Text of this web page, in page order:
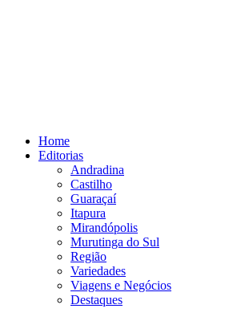
Home
Editorias
Andradina
Castilho
Guaraçaí
Itapura
Mirandópolis
Murutinga do Sul
Região
Variedades
Viagens e Negócios
Destaques